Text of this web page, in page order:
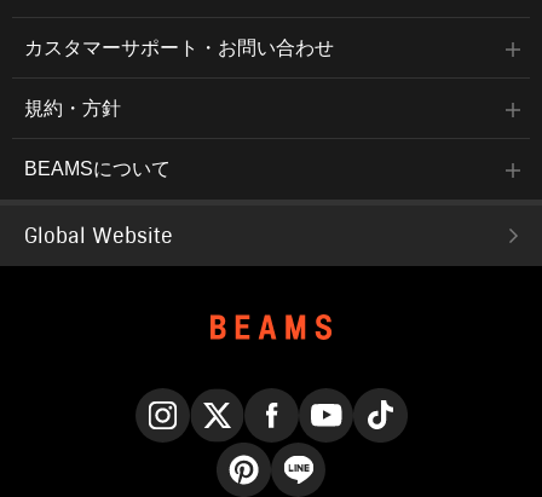
カスタマーサポート・お問い合わせ
規約・方針
BEAMSについて
Global Website